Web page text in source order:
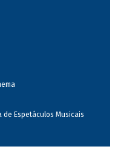
de Espetáculos Musicais